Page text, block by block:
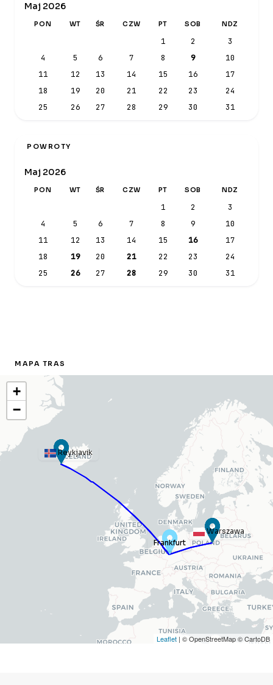
Maj 2026
PON WT ŚR CZW PT SOB NDZ
1 2
3
4
5 6 7 8 9
10
11
12 13 14 15 16
17
18
19 20 21 22 23
24
25
26 27 28 29 30 31
POWROTY
Maj 2026
PON WT ŚR CZW PT SOB NDZ
1 2
3
4
5 6 7 8 9
10
11
12 13 14 15 16
17
18
19 20 21 22 23
24
25
26 27 28 29 30 31
MAPA TRAS
Warszawa
Reykjavik
Frankfurt
Frankfurt
+
−
Leaflet | © OpenStreetMap © CartoDB